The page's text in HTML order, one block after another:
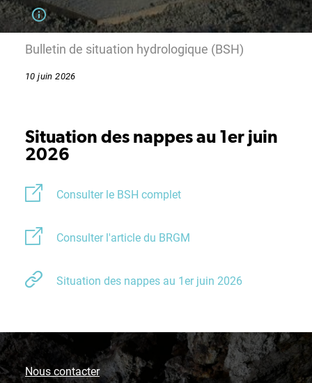
Bulletin de situation hydrologique (BSH)
10 juin 2026
Situation des nappes au 1er juin
2026
Consulter le BSH complet
Consulter l'article du BRGM
Situation des nappes au 1er juin 2026
Nous contacter